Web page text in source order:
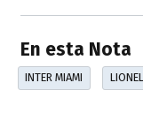
En esta Nota
INTER MIAMI